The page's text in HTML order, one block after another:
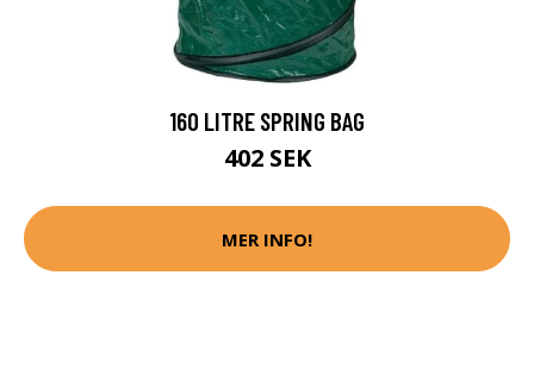
160 LITRE SPRING BAG
402 SEK
MER INFO!